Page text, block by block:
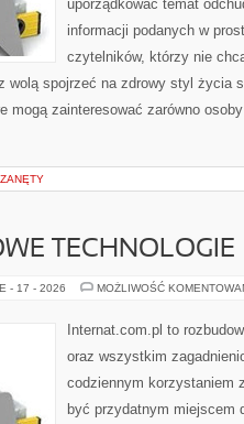
uporządkować temat
informacji podanych w
czytelników, którzy nie
wolą spojrzeć na zdrowy styl życia
mogą zainteresować zarówno
TECHNOLOGIE
- 17 - 2026 MOŻLIWOŚĆ
Internat.com.pl to
oraz wszystkim
codziennym korzystaniem
być przydatnym miejscem